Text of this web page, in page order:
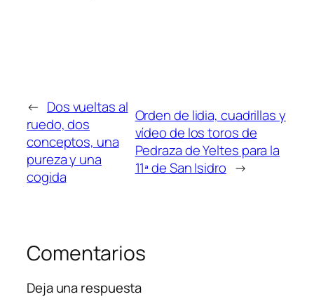
← Dos vueltas al
ruedo, dos
conceptos, una
pureza y una
cogida
Orden de lidia, cuadrillas y
vídeo de los toros de
Pedraza de Yeltes para la
11ª de San Isidro →
Comentarios
Deja una respuesta